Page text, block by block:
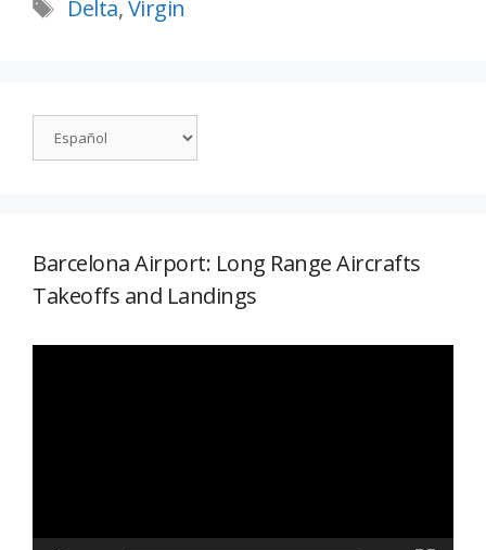
Delta,Virgin
Barcelona Airport: Long Range Aircrafts
Takeoffs and Landings